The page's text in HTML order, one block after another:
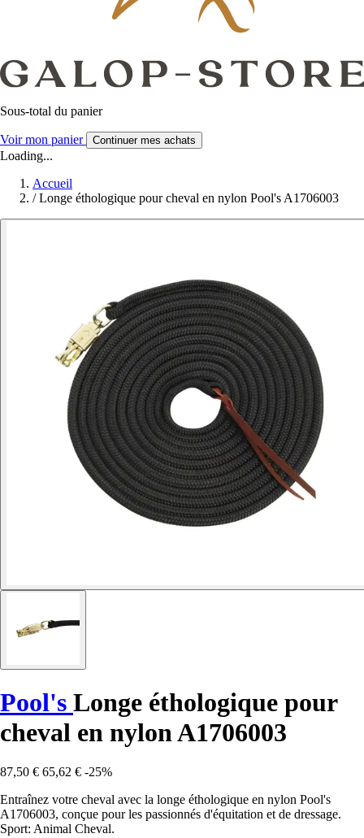
Sous-total du panier
Voir mon panier Continuer mes achats
Loading...
Accueil
/ Longe éthologique pour cheval en nylon Pool's A1706003
Pool's Longe éthologique pour
cheval en nylon A1706003
87,50 € 65,62 € -25%
Entraînez votre cheval avec la longe éthologique en nylon Pool's
A1706003, conçue pour les passionnés d'équitation et de dressage.
Sport: Animal Cheval.